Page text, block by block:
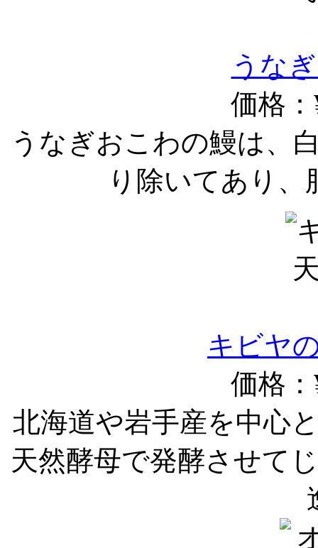
うな
価格
うなぎおこわの鰻は、
り除いてあり
キビヤ
価格
北海道や岩手産を中心
天然酵母で発酵させて